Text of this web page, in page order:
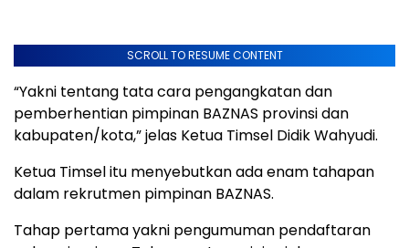
SCROLL TO RESUME CONTENT
“Yakni tentang tata cara pengangkatan dan
pemberhentian pimpinan BAZNAS provinsi dan
kabupaten/kota,” jelas Ketua Timsel Didik Wahyudi.
Ketua Timsel itu menyebutkan ada enam tahapan
dalam rekrutmen pimpinan BAZNAS.
Tahap pertama yakni pengumuman pendaftaran